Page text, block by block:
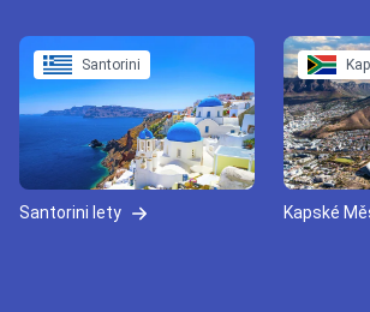
Santorini
Santorini lety Kapské